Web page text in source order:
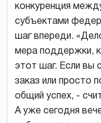
конкуренция
субъектами
шаг впереди.
мера поддержки,
этот шаг. Если вы
заказ или просто
общий успех, -
А уже сегодня